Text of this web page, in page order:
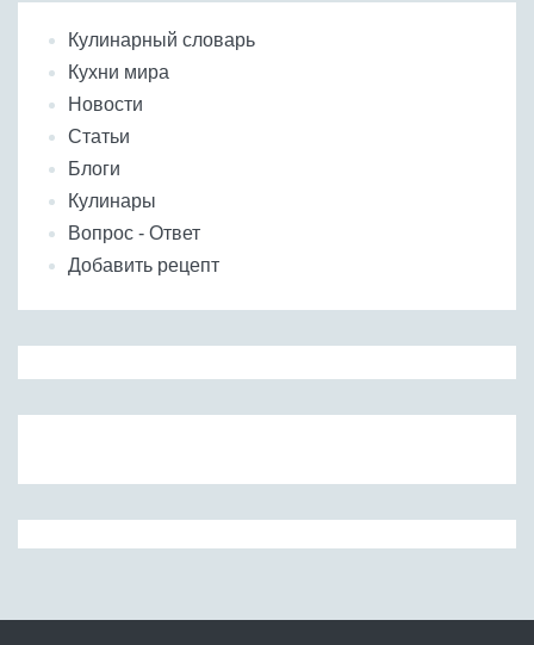
Кулинарный словарь
Кухни мира
Новости
Статьи
Блоги
Кулинары
Вопрос - Ответ
Добавить рецепт